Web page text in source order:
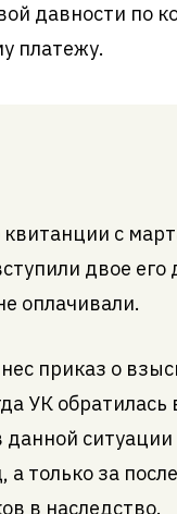
давности
платежу.
с
двое
оплачивали.
приказ о
УК
данной
а только за
в наследство.